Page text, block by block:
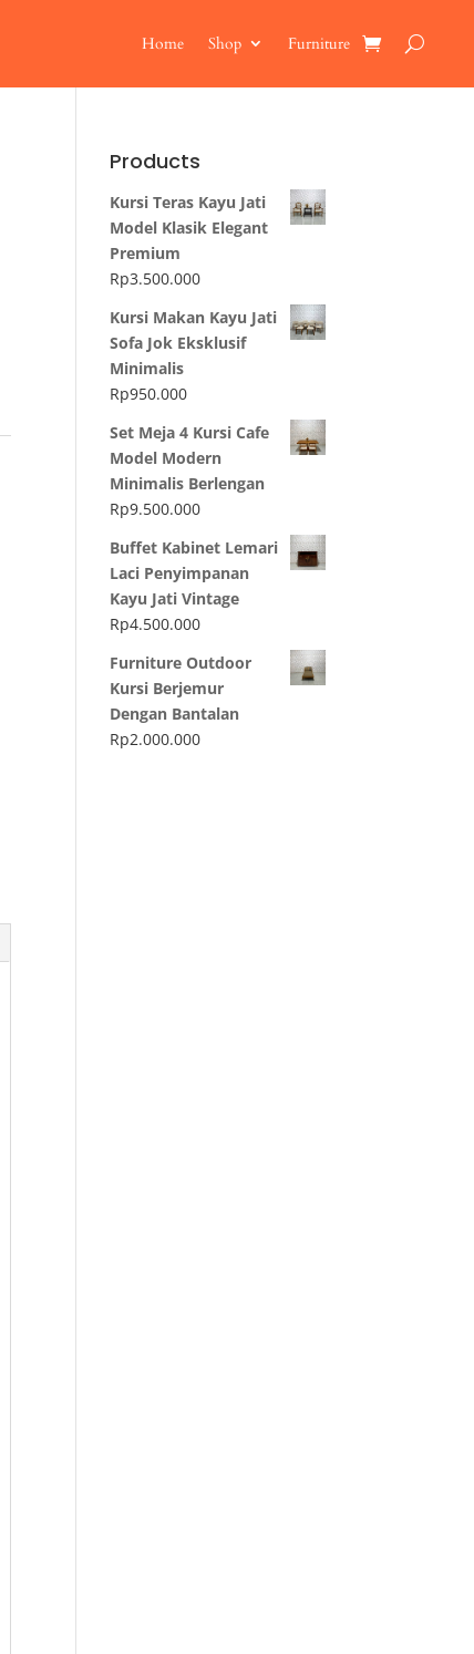
Home Shop Furniture
Products
Kursi Teras Kayu Jati
Model Klasik Elegant
Premium
Rp3.500.000
Kursi Makan Kayu Jati
Sofa Jok Eksklusif
Minimalis
Rp950.000
Set Meja 4 Kursi Cafe
Model Modern
Minimalis Berlengan
Rp9.500.000
Buffet Kabinet Lemari
Laci Penyimpanan
Kayu Jati Vintage
Rp4.500.000
Furniture Outdoor
Kursi Berjemur
Dengan Bantalan
Rp2.000.000